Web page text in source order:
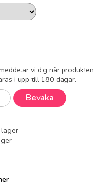
vi dig när produkten
i upp till 180 dagar.
Bevaka
lager